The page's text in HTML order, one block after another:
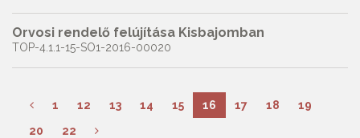
Orvosi rendelő felújítása Kisbajomban
TOP-4.1.1-15-SO1-2016-00020
1 12 13 14 15 16 17 18
19
20
22